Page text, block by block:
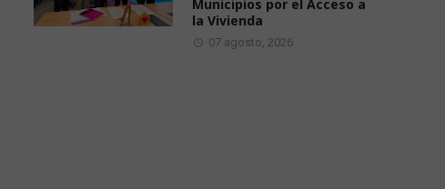
Municipios por el Acceso a
la Vivienda
07 agosto, 2026